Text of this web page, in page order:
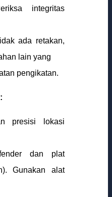
integritas
ada retakan,
lain yang
pengikatan.
presisi lokasi
dan plat
Gunakan alat